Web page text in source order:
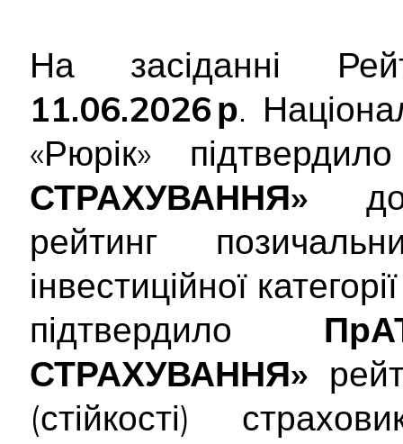
На засіданні
11.06.2026 р.
«Рюрік»
СТРАХУВАННЯ»
рейтинг
інвестиційної
підтвердило
СТРАХУВАННЯ»
(стійкості)